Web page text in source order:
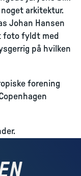
arkitektur.
Johan Hansen
foto fyldt med
på hvilken
forening